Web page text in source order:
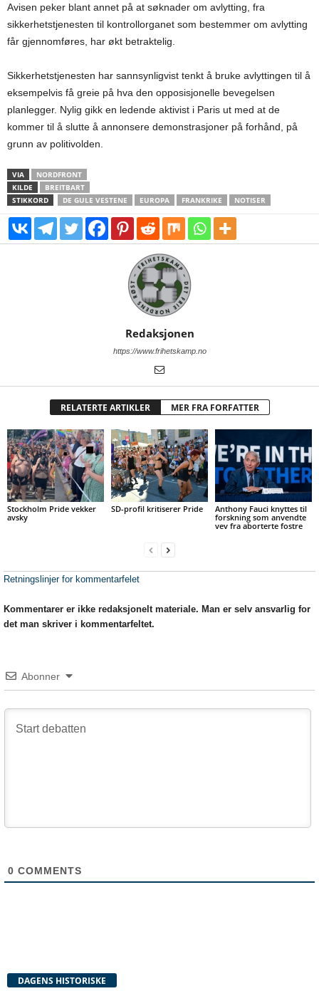
Avisen peker blant annet på at søknader om avlytting, fra
sikkerhetstjenesten til kontrollorganet som bestemmer om avlytting
får gjennomføres, har økt betraktelig.
Sikkerhetstjenesten har sannsynligvist tenkt å bruke avlyttingen til å
eksempelvis få greie på hva den opposisjonelle bevegelsen
planlegger. Nylig gikk en ledende aktivist i Paris ut med at de
kommer til å slutte å annonsere demonstrasjoner på forhånd, på
grunn av politivolden.
VIA
NORDFRONT
KILDE
BREITBART
STIKKORD
DE GULE VESTENE EUROPA FRANKRIKE NOTISER
Redaksjonen
https://www.frihetskamp.no
RELATERTE ARTIKLER MER FRA FORFATTER
Stockholm Pride vekker
avsky
SD-profil kritiserer Pride
Anthony Fauci knyttes til
forskning som anvendte
vev fra aborterte fostre
Retningslinjer for kommentarfelet
Kommentarer er ikke redaksjonelt materiale. Man er selv ansvarlig for
det man skriver i kommentarfeltet.
Abonner
0 COMMENTS
DAGENS HISTORISKE